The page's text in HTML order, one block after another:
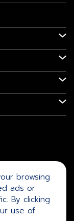
browsing
ads or
By clicking
use of